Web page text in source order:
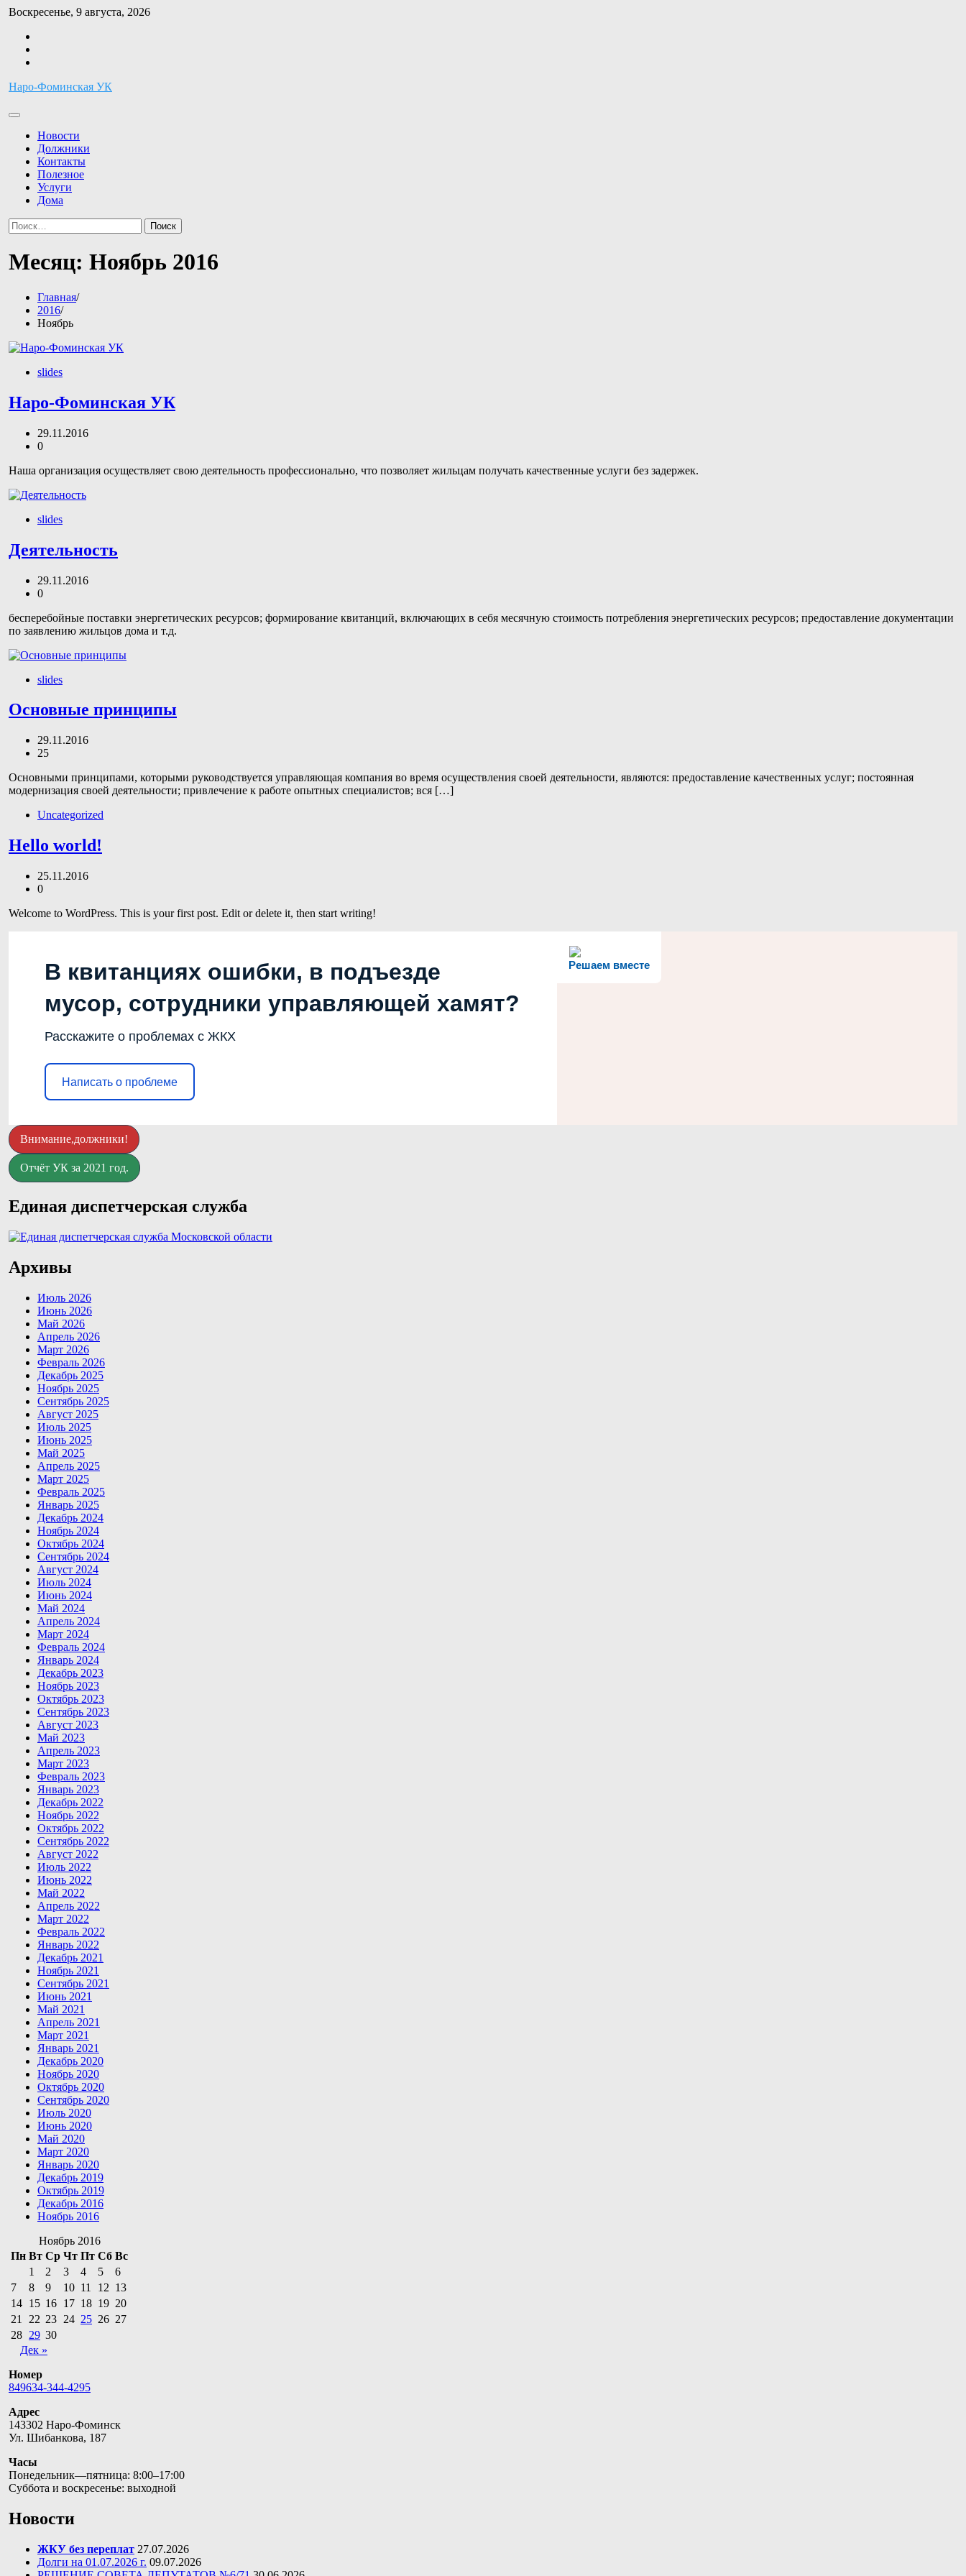
Перейти
содержимому
Воскресенье, 9 августа, 2026
Наро-Фоминская УК
Новости
Должники
Контакты
Полезное
Услуги
Дома
Найти:
Месяц: Ноябрь 2016
Главная
2016
Ноябрь
slides
Наро-Фоминская УК
29.11.2016
0
Наша организация осуществляет свою деятельность профессионально, что позволяет жильцам получать качественные услуги без задержек.
slides
Деятельность
29.11.2016
0
бесперебойные поставки энергетических ресурсов; формирование квитанций, включающих в себя месячную стоимость потребления энергетических ресурсов; предоставление документации
по заявлению жильцов дома и т.д.
slides
Основные принципы
29.11.2016
25
Основными принципами, которыми руководствуется управляющая компания во время осуществления своей деятельности, являются: предоставление качественных услуг; постоянная
модернизация своей деятельности; привлечение к работе опытных специалистов; вся […]
Uncategorized
Hello world!
25.11.2016
0
Welcome to WordPress. This is your first post. Edit or delete it, then start writing!
Решаем вместе
В квитанциях ошибки, в подъезде
мусор, сотрудники управляющей хамят?
Расскажите о проблемах с ЖКХ
Написать о проблеме
Внимание,должники!
Отчёт УК за 2021 год.
Единая диспетчерская служба
Архивы
Июль 2026
Июнь 2026
Май 2026
Апрель 2026
Март 2026
Февраль 2026
Декабрь 2025
Ноябрь 2025
Сентябрь 2025
Август 2025
Июль 2025
Июнь 2025
Май 2025
Апрель 2025
Март 2025
Февраль 2025
Январь 2025
Декабрь 2024
Ноябрь 2024
Октябрь 2024
Сентябрь 2024
Август 2024
Июль 2024
Июнь 2024
Май 2024
Апрель 2024
Март 2024
Февраль 2024
Январь 2024
Декабрь 2023
Ноябрь 2023
Октябрь 2023
Сентябрь 2023
Август 2023
Май 2023
Апрель 2023
Март 2023
Февраль 2023
Январь 2023
Декабрь 2022
Ноябрь 2022
Октябрь 2022
Сентябрь 2022
Август 2022
Июль 2022
Июнь 2022
Май 2022
Апрель 2022
Март 2022
Февраль 2022
Январь 2022
Декабрь 2021
Ноябрь 2021
Сентябрь 2021
Июнь 2021
Май 2021
Апрель 2021
Март 2021
Январь 2021
Декабрь 2020
Ноябрь 2020
Октябрь 2020
Сентябрь 2020
Июль 2020
Июнь 2020
Май 2020
Март 2020
Январь 2020
Декабрь 2019
Октябрь 2019
Декабрь 2016
Ноябрь 2016
Ноябрь 2016
Пн Вт Ср Чт Пт Сб Вс
1
2 3 4 5
6
7
8 9 10 11 12 13
14 15 16 17 18 19 20
21
22 23 24 25 26 27
28 29 30
Дек »
Номер
849634-344-4295
Адрес
143302 Наро-Фоминск
Ул. Шибанкова, 187
Часы
Понедельник—пятница: 8:00–17:00
Суббота и воскресенье: выходной
Новости
ЖКУ без переплат 27.07.2026
Долги на 01.07.2026 г. 09.07.2026